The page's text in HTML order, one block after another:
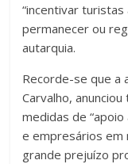
“incentivar
permanecer ou
autarquia.
Recorde-se que a
Carvalho,
medidas de
e empresários em
grande prejuízo